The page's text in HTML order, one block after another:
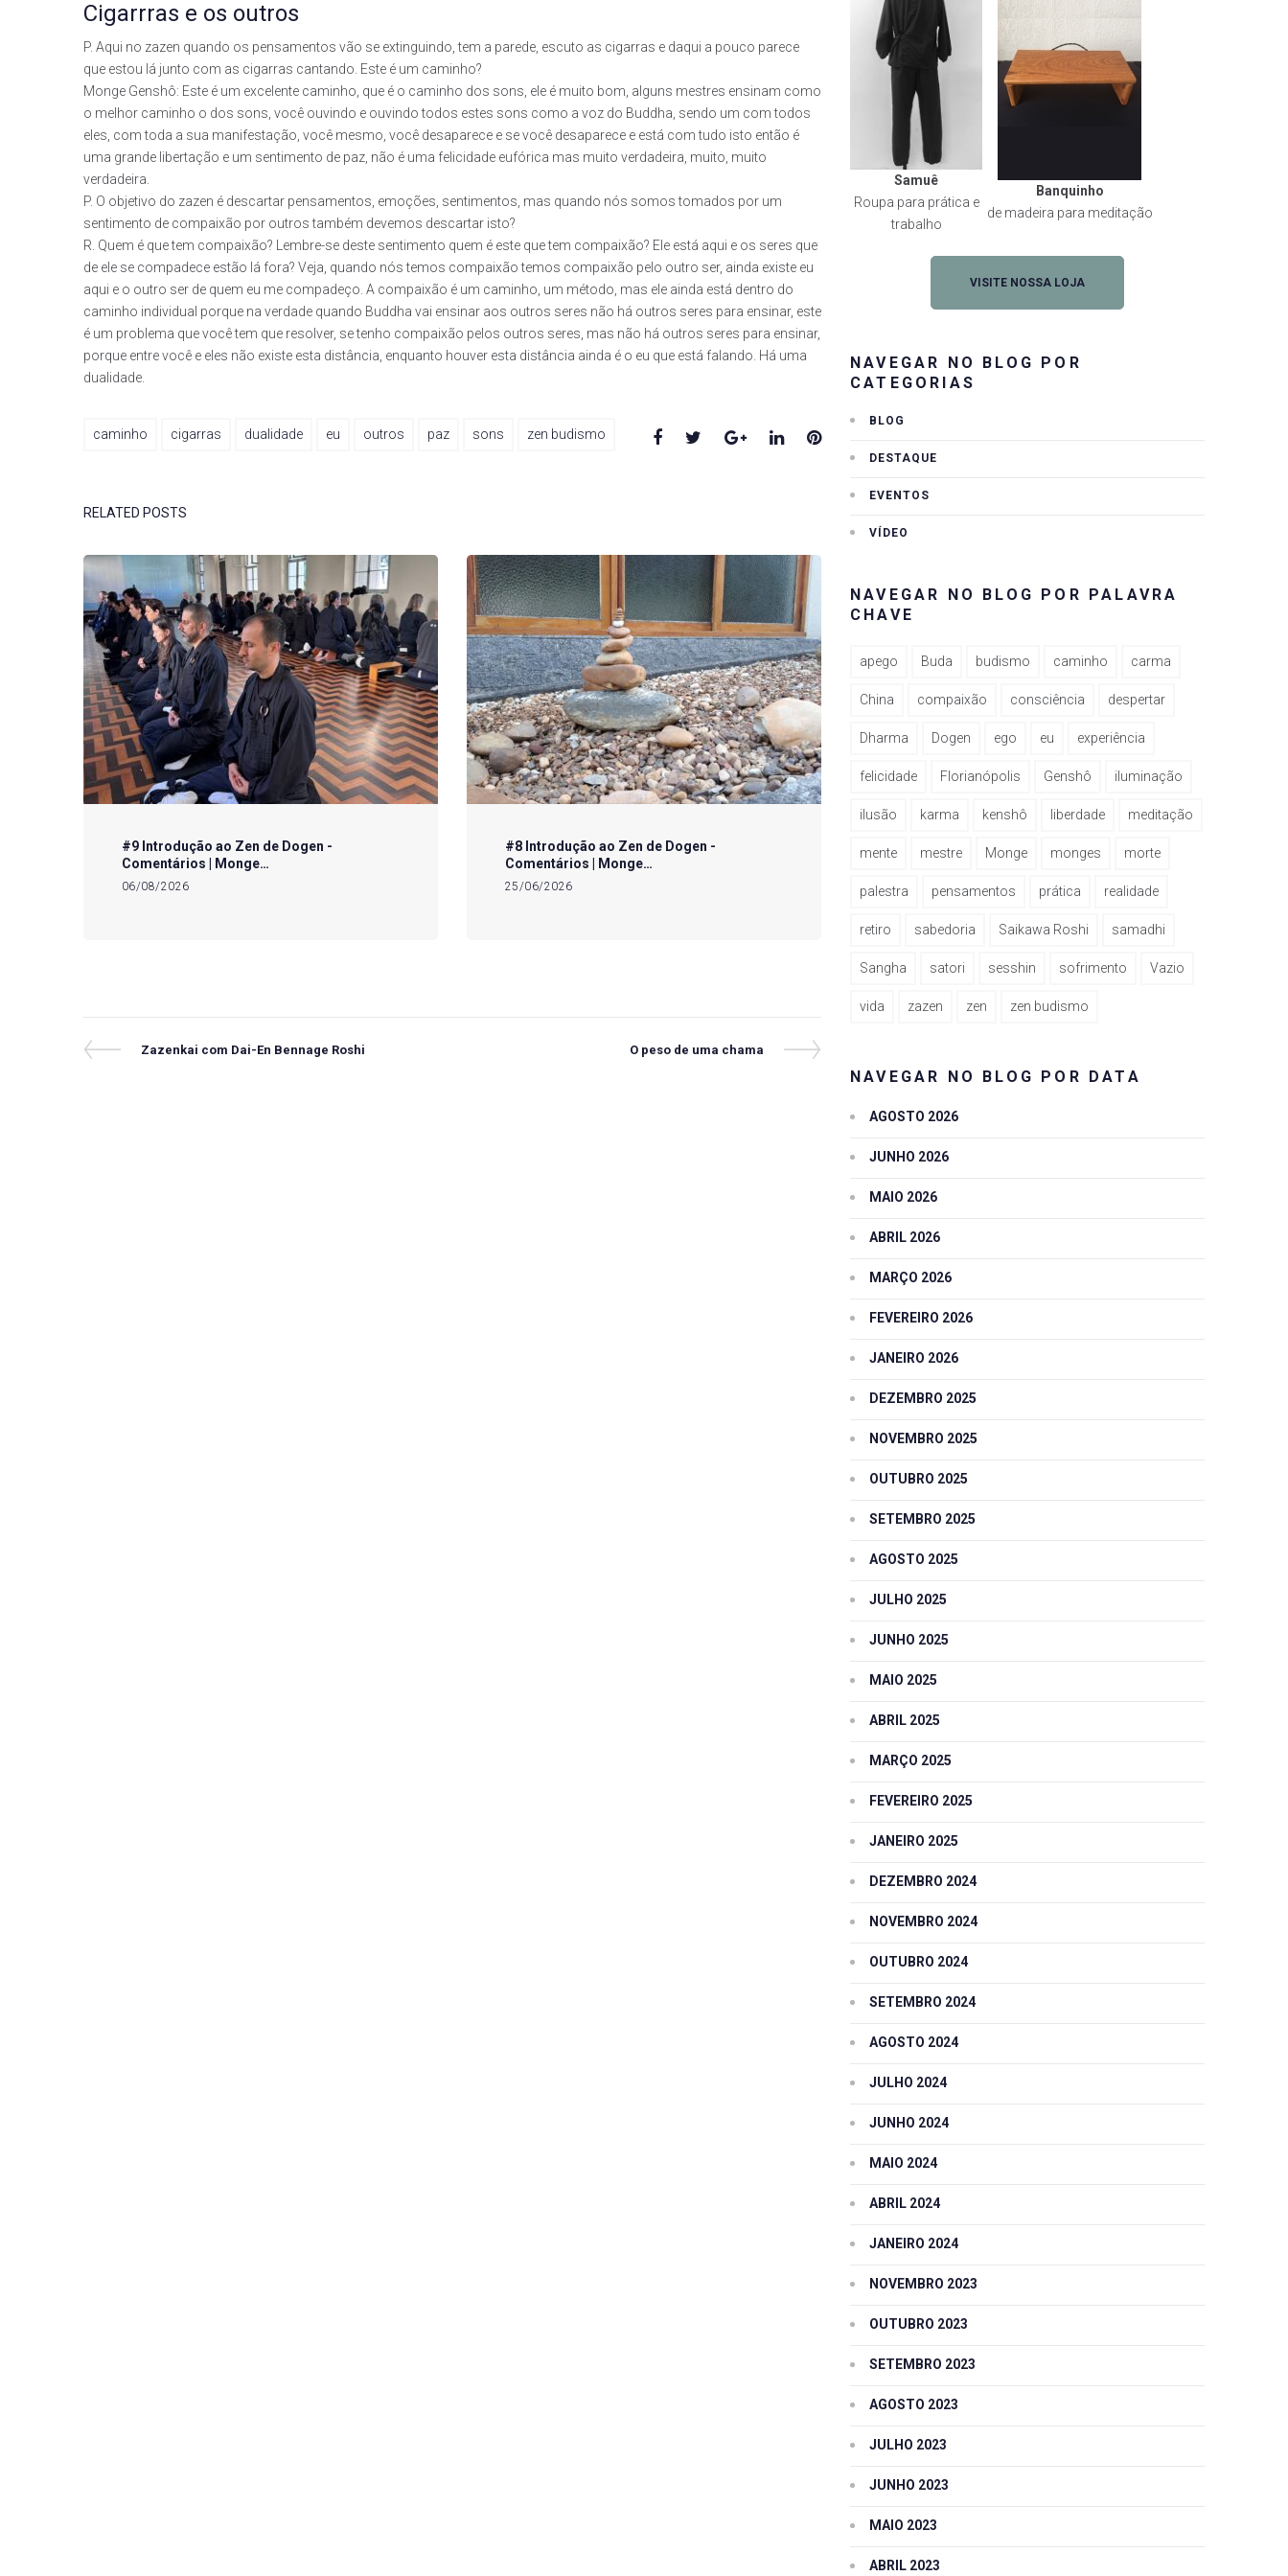
Cigarrras e os outros
P. Aqui no zazen quando os pensamentos vão se extinguindo, tem a parede, escuto as cigarras e daqui a pouco parece
que estou lá junto com as cigarras cantando. Este é um caminho?
Monge Genshô: Este é um excelente caminho, que é o caminho dos sons, ele é muito bom, alguns mestres ensinam como
o melhor caminho o dos sons, você ouvindo e ouvindo todos estes sons como a voz do Buddha, sendo um com todos
eles, com toda a sua manifestação, você mesmo, você desaparece e se você desaparece e está com tudo isto então é
uma grande libertação e um sentimento de paz, não é uma felicidade eufórica mas muito verdadeira, muito, muito
verdadeira.
P. O objetivo do zazen é descartar pensamentos, emoções, sentimentos, mas quando nós somos tomados por um
sentimento de compaixão por outros também devemos descartar isto?
R. Quem é que tem compaixão? Lembre-se deste sentimento quem é este que tem compaixão? Ele está aqui e os seres que
de ele se compadece estão lá fora? Veja, quando nós temos compaixão temos compaixão pelo outro ser, ainda existe eu
aqui e o outro ser de quem eu me compadeço. A compaixão é um caminho, um método, mas ele ainda está dentro do
caminho individual porque na verdade quando Buddha vai ensinar aos outros seres não há outros seres para ensinar, este
é um problema que você tem que resolver, se tenho compaixão pelos outros seres, mas não há outros seres para ensinar,
porque entre você e eles não existe esta distância, enquanto houver esta distância ainda é o eu que está falando. Há uma
dualidade.
caminho cigarras dualidade eu outros paz sons zen budismo Facebook
TwitterGoogle+LinkedInPinterest
RELATED POSTS
#9 Introdução ao Zen de Dogen -
Comentários | Monge…
06/08/2026
#8 Introdução ao Zen de Dogen -
Comentários | Monge…
25/06/2026
Navegação
Previous
Zazenkai com Dai-En Bennage Roshi
Next
O peso de uma chama
Samuê
Roupa para prática e
trabalho
Banquinho
de madeira para meditação
VISITE NOSSA LOJA
NAVEGAR NO BLOG POR
CATEGORIAS
BLOG
DESTAQUE
EVENTOS
VÍDEO
NAVEGAR NO BLOG POR PALAVRA
CHAVE
apego Buda budismo caminho carma
China compaixão consciência despertar
Dharma Dogen ego eu experiência
felicidade Florianópolis Genshô iluminação
ilusão karma kenshô liberdade meditação
mente mestre Monge monges morte
palestra pensamentos prática realidade
retiro sabedoria Saikawa Roshi samadhi
Sangha satori sesshin sofrimento Vazio
vida zazen zen zen budismo
NAVEGAR NO BLOG POR DATA
AGOSTO 2026
JUNHO 2026
MAIO 2026
ABRIL 2026
MARÇO 2026
FEVEREIRO 2026
JANEIRO 2026
DEZEMBRO 2025
NOVEMBRO 2025
OUTUBRO 2025
SETEMBRO 2025
AGOSTO 2025
JULHO 2025
JUNHO 2025
MAIO 2025
ABRIL 2025
MARÇO 2025
FEVEREIRO 2025
JANEIRO 2025
DEZEMBRO 2024
NOVEMBRO 2024
OUTUBRO 2024
SETEMBRO 2024
AGOSTO 2024
JULHO 2024
JUNHO 2024
MAIO 2024
ABRIL 2024
JANEIRO 2024
NOVEMBRO 2023
OUTUBRO 2023
SETEMBRO 2023
AGOSTO 2023
JULHO 2023
JUNHO 2023
MAIO 2023
ABRIL 2023